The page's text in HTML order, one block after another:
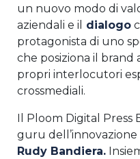
un nuovo modo di
aziendali e il
dialogo
protagonista di uno
che posiziona il brand
propri interlocutori
crossmediali.
Il Ploom Digital Press
guru dell’innovazione
Rudy Bandiera.